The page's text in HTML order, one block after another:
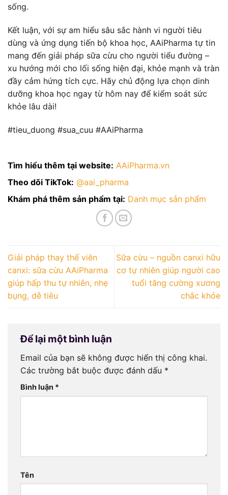
sống.
Kết luận, với sự am hiểu sâu sắc hành vi người tiêu
dùng và ứng dụng tiến bộ khoa học, AAiPharma tự tin
mang đến giải pháp sữa cừu cho người tiểu đường –
xu hướng mới cho lối sống hiện đại, khỏe mạnh và tràn
đầy cảm hứng tích cực. Hãy chủ động lựa chọn dinh
dưỡng khoa học ngay từ hôm nay để kiểm soát sức
khỏe lâu dài!
#tieu_duong #sua_cuu #AAiPharma
Tìm hiểu thêm tại website: AAiPharma.vn
Theo dõi TikTok: @aai_pharma
Khám phá thêm sản phẩm tại: Danh mục sản phẩm
Giải pháp thay thế viên
canxi: sữa cừu AAiPharma
giúp hấp thu tự nhiên, nhẹ
bụng, dễ tiêu
Sữa cừu – nguồn canxi hữu
cơ tự nhiên giúp người cao
tuổi tăng cường xương
chắc khỏe
Để lại một bình luận
Email của bạn sẽ không được hiển thị công khai.
Các trường bắt buộc được đánh dấu *
Bình luận *
Tên